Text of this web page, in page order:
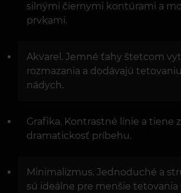
silnými čiernymi kontúrami a
prvkami.
Akvarel. Jemné ťahy štetcom
rozmazania a dodávajú
nádych.
Grafika. Kontrastné línie a tiene
dramatickosť príbehu.
Minimalizmus. Jednoduché a
sú ideálne pre menšie tetovania